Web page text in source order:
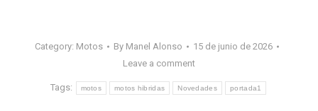
Category: Motos By Manel Alonso
15 de junio de 2026
Leave a comment
Tags: motos motos hibridas Novedades portada1